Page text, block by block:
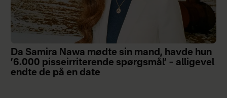
Da Samira Nawa mødte sin mand, havde hun
’6.000 pisseirriterende spørgsmål’ – alligevel
endte de på en date